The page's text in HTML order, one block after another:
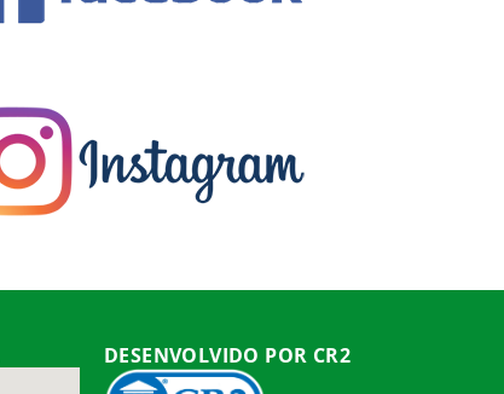
DESENVOLVIDO POR CR2